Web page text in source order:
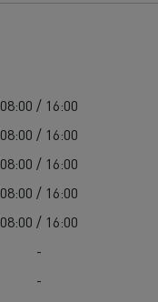
08:00 / 16:00
08:00 / 16:00
08:00 / 16:00
08:00 / 16:00
08:00 / 16:00
-
-